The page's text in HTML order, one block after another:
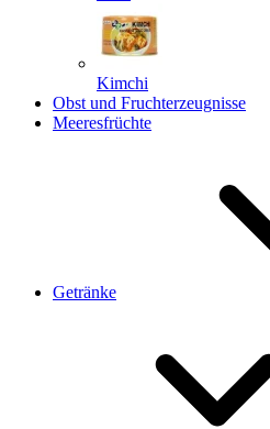
Kimchi
Obst und Fruchterzeugnisse
Meeresfrüchte
Getränke